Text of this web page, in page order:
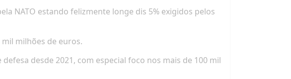
NATO estando felizmente longe dis 5% exigidos pelos
milhões de euros.
desde 2021, com especial foco nos mais de 100 mil